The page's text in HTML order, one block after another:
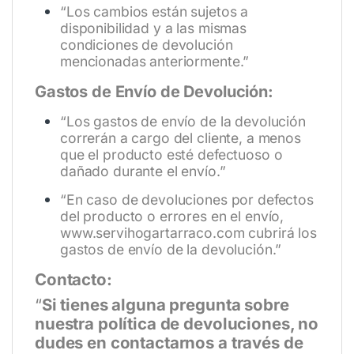
“Los cambios están sujetos a
disponibilidad y a las mismas
condiciones de devolución
mencionadas anteriormente.”
Gastos de Envío de Devolución:
“Los gastos de envío de la devolución
correrán a cargo del cliente, a menos
que el producto esté defectuoso o
dañado durante el envío.”
“En caso de devoluciones por defectos
del producto o errores en el envío,
www.servihogartarraco.com cubrirá los
gastos de envío de la devolución.”
Contacto:
“Si tienes alguna pregunta sobre
nuestra política de devoluciones, no
dudes en contactarnos a través de